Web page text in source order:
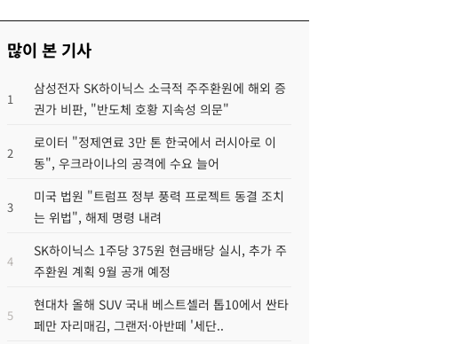
많이 본 기사
1
삼성전자 SK하이닉스 소극적 주주환원에 해외 증
권가 비판, "반도체 호황 지속성 의문"
2
로이터 "정제연료 3만 톤 한국에서 러시아로 이
동", 우크라이나의 공격에 수요 늘어
3
미국 법원 "트럼프 정부 풍력 프로젝트 동결 조치
는 위법", 해제 명령 내려
4
SK하이닉스 1주당 375원 현금배당 실시, 추가 주
주환원 계획 9월 공개 예정
5
현대차 올해 SUV 국내 베스트셀러 톱10에서 싼타
페만 자리매김, 그랜저·아반떼 '세단..